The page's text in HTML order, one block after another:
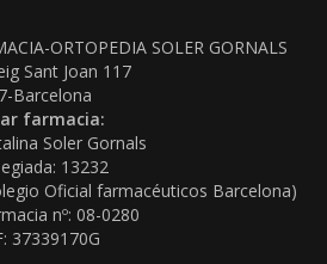
ORTOPEDIA SOLER GORNALS
Sant Joan 117
Barcelona
farmacia:
Soler Gornals
13232
Oficial farmacéuticos Barcelona)
nº: 08-0280
37339170G